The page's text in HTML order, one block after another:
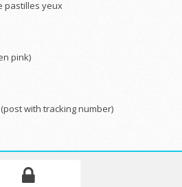
pastilles yeux
pink)
with tracking number)